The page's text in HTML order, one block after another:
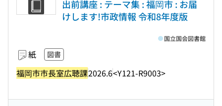
出前講座 : テーマ集 : 福岡市 : お届
けします!市政情報 令和8年度版
紙 図書
福岡市市長室広聴課2026.6<Y121-R9003>
国立国会図書館